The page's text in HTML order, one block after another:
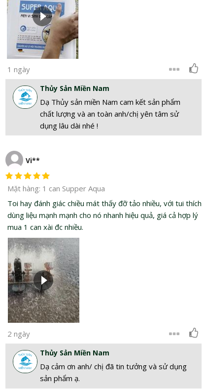
Thủy Sản Miền Nam
Dạ cảm ơn anh/ chị đã tin tưởng và sử dụng
sản phẩm ạ.
Toi hay đánh giác chiều mát thấy đỡ tảo nhiều, với tui thích
dùng liệu mạnh mạnh cho nó nhanh hiệu quả, giá cả hợp lý
mua 1 can xài đc nhiều.
Vi**
Mặt hàng: 1 can Supper Aqua
2 ngày
Thủy Sản Miền Nam
Dạ Thủy sản miền Nam cam kết sản phẩm
chất lượng và an toàn anh/chị yên tâm sử
dụng lâu dài nhé !
1 ngày